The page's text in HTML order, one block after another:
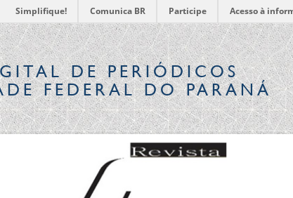
Simplifique! Comunica BR Participe Acesso à
DE PERIÓDICOS
FEDERAL DO PARANÁ